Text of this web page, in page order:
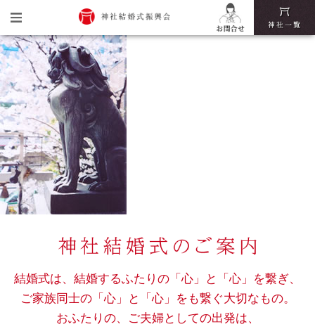
神社結婚式振興会とは
神社結婚式の魅力
挙式・披露宴までの流れ
結婚式は、結婚するふたりの「心」と「心」を繋ぎ、
ご家族同士の「心」と「心」をも繋ぐ大切なもの。
おふたりの、ご夫婦としての出発は、